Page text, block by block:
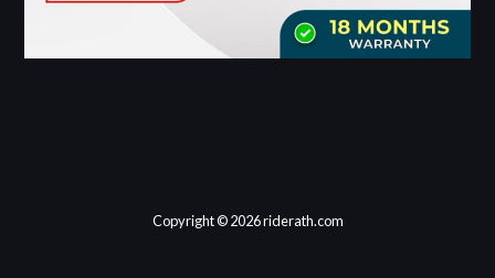
Copyright © 2026 riderath.com